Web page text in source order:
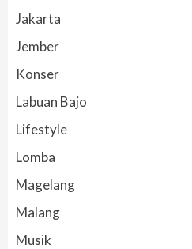
Jakarta
Jember
Konser
Labuan Bajo
Lifestyle
Lomba
Magelang
Malang
Musik